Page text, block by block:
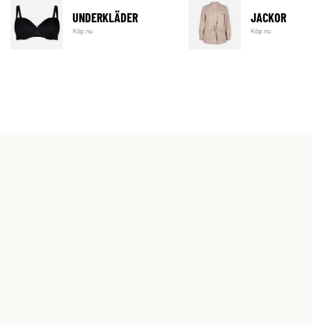
UNDERKLÄDER
Köp nu
JACKOR
Köp nu